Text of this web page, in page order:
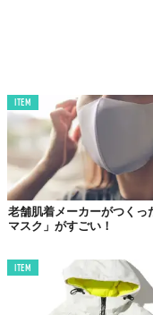
【価格】3000円（
【発売日】販売中（
【発売サイト】
jp/SportsMask.html
03. MIZUNO（ミズ
ITEM
老舗肌着メーカーがつくっ
マスク」がすごい！
ITEM